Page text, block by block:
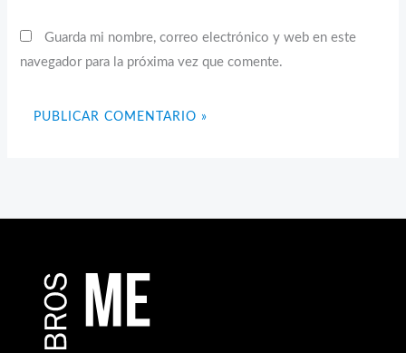
Guarda mi nombre, correo electrónico y web en este
navegador para la próxima vez que comente.